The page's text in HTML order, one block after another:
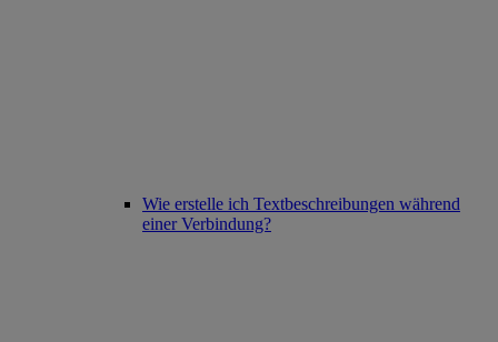
Wie erstelle ich Textbeschreibungen während
einer Verbindung?